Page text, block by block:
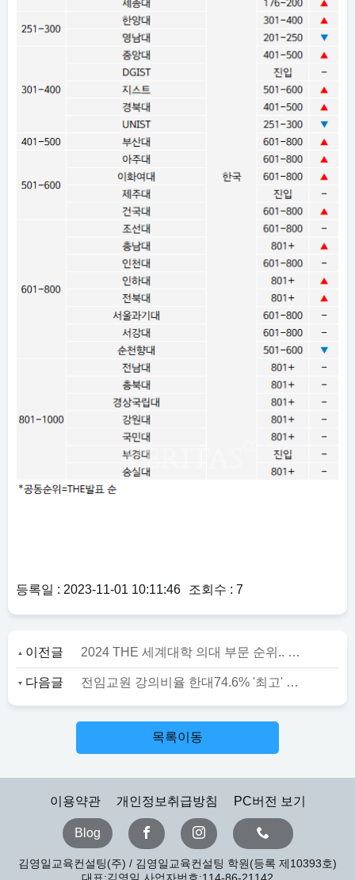
등록일 : 2023-11-01 10:11:46 조회수 : 7
이전글 2024 THE 세계대학 의대 부문 순위.. 연대 세계43위 ‘톱’ 서울대 성대 고대 경희대 톱5
다음글 전임교원 강의비율 한대74.6% '최고' 인하대 건대 서강대 동대 톱5..외대 47.6% '최저'
목록이동
이용약관 개인정보취급방침 PC버전 보기
Blog
김영일교육컨설팅(주) / 김영일교육컨설팅 학원(등록 제10393호)
대표:김영일 사업자번호:114-86-21142